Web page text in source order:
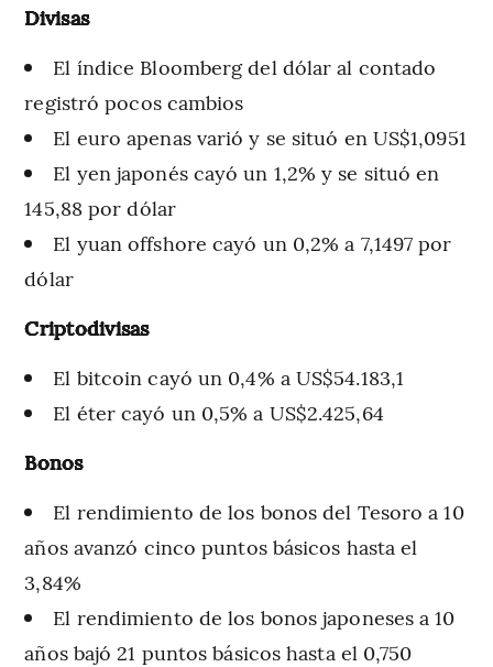
Divisas
El índice Bloomberg del dólar al contado
registró pocos cambios
El euro apenas varió y se situó en US$1,0951
El yen japonés cayó un 1,2% y se situó en
145,88 por dólar
El yuan offshore cayó un 0,2% a 7,1497 por
dólar
Criptodivisas
El bitcoin cayó un 0,4% a US$54.183,1
El éter cayó un 0,5% a US$2.425,64
Bonos
El rendimiento de los bonos del Tesoro a 10
años avanzó cinco puntos básicos hasta el
3,84%
El rendimiento de los bonos japoneses a 10
años bajó 21 puntos básicos hasta el 0,750